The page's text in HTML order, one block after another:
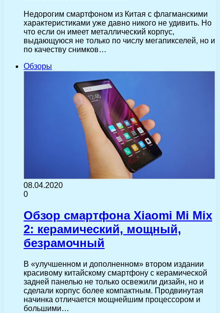
Недорогим смартфоном из Китая с флагманскими
характеристиками уже давно никого не удивить. Но
что если он имеет металлический корпус,
выдающуюся не только по числу мегапикселей, но и
по качеству снимков…
Обзоры
08.04.2020
0
Обзор смартфона Xiaomi Mi Mix
2: керамический, мощный,
безрамочный
В «улучшенном и дополненном» втором издании
красивому китайскому смартфону с керамической
задней панелью не только освежили дизайн, но и
сделали корпус более компактным. Продвинутая
начинка отличается мощнейшим процессором и
большими…